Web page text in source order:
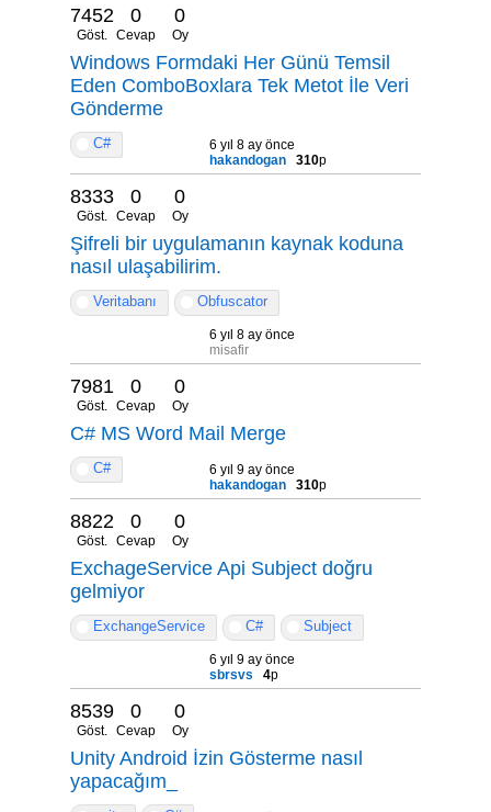
7452
Göst.
0
Cevap
0
Oy
Windows Formdaki Her Günü Temsil
Eden ComboBoxlara Tek Metot İle Veri
Gönderme
C#
6 yıl 8 ay önce
hakandogan
310p
8333
Göst.
0
Cevap
0
Oy
Şifreli bir uygulamanın kaynak koduna
nasıl ulaşabilirim.
Veritabanı Obfuscator
6 yıl 8 ay önce
misafir
7981
Göst.
0
Cevap
0
Oy
C# MS Word Mail Merge
C#
6 yıl 9 ay önce
hakandogan
310p
8822
Göst.
0
Cevap
0
Oy
ExchageService Api Subject doğru
gelmiyor
ExchangeService C# Subject
6 yıl 9 ay önce
sbrsvs
4p
8539
Göst.
0
Cevap
0
Oy
Unity Android İzin Gösterme nasıl
yapacağım_